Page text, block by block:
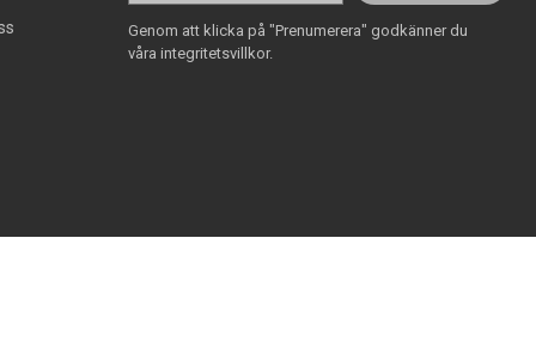
Genom att klicka på "Prenumerera" godkänner du
våra integritetsvillkor.